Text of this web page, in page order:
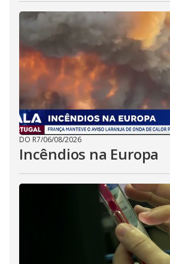
DO R7/06/08/2026
Incêndios na Europa